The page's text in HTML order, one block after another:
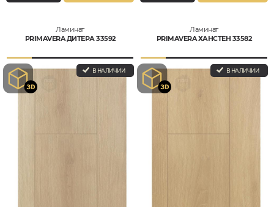
Ламинат
PRIMAVERA ДИТЕРА 33592
В НАЛИЧИИ
Ламинат
PRIMAVERA ХАНСТЕН 33582
В НАЛИЧИИ